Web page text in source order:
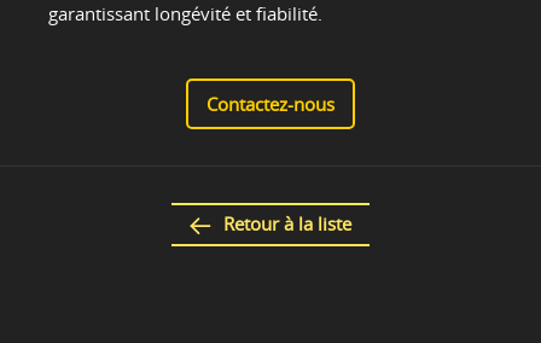
garantissant longévité et fiabilité.
Contactez-nous
Retour à la liste